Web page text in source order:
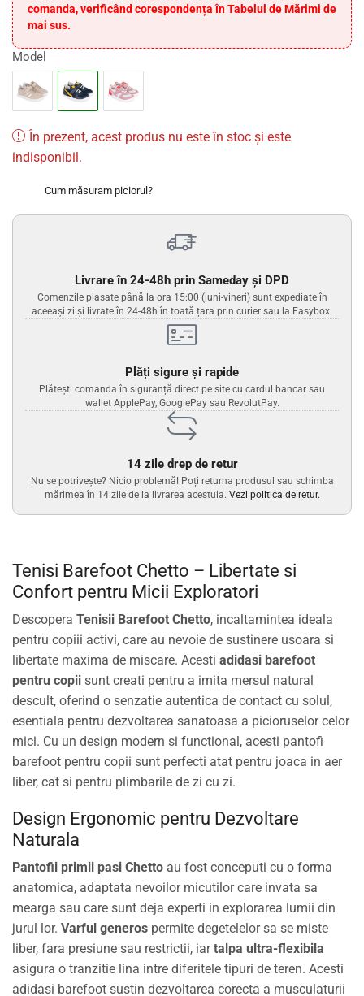
comanda, verificând corespondența în Tabelul de Mărimi de
mai sus.
Model
În prezent, acest produs nu este în stoc și este
indisponibil.
Cum măsuram piciorul?
Livrare în 24-48h prin Sameday și DPD
Comenzile plasate până la ora 15:00 (luni-vineri) sunt expediate în
aceeași zi și livrate în 24-48h în toată țara prin curier sau la Easybox.
Plăți sigure și rapide
Plătești comanda în siguranță direct pe site cu cardul bancar sau
wallet ApplePay, GooglePay sau RevolutPay.
14 zile drep de retur
Nu se potrivește? Nicio problemă! Poți returna produsul sau schimba
mărimea în 14 zile de la livrarea acestuia. Vezi politica de retur.
Tenisi Barefoot Chetto – Libertate si
Confort pentru Micii Exploratori
Descopera Tenisii Barefoot Chetto, incaltamintea ideala
pentru copiii activi, care au nevoie de sustinere usoara si
libertate maxima de miscare. Acesti adidasi barefoot
pentru copii sunt creati pentru a imita mersul natural
descult, oferind o senzatie autentica de contact cu solul,
esentiala pentru dezvoltarea sanatoasa a picioruselor celor
mici. Cu un design modern si functional, acesti pantofi
barefoot pentru copii sunt perfecti atat pentru joaca in aer
liber, cat si pentru plimbarile de zi cu zi.
Design Ergonomic pentru Dezvoltare
Naturala
Pantofii primii pasi Chetto au fost conceputi cu o forma
anatomica, adaptata nevoilor micutilor care invata sa
mearga sau care sunt deja experti in explorarea lumii din
jurul lor. Varful generos permite degetelelor sa se miste
liber, fara presiune sau restrictii, iartalpa ultra-flexibila
asigura o tranzitie lina intre diferitele tipuri de teren. Acesti
adidasi barefoot sustin dezvoltarea corecta a musculaturii